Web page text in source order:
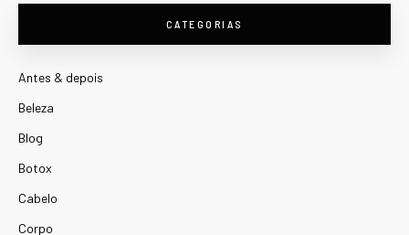
CATEGORIAS
Antes & depois
Beleza
Blog
Botox
Cabelo
Corpo